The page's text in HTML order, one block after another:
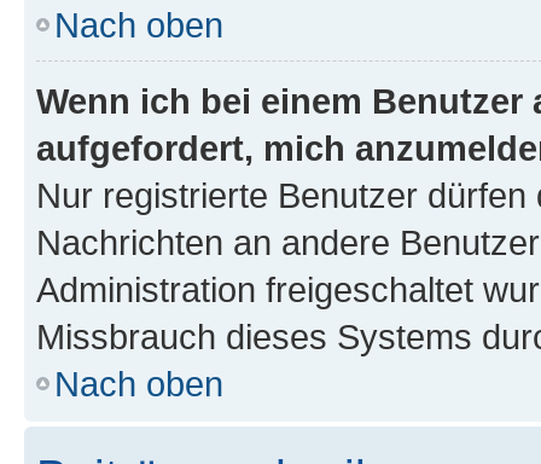
Nach oben
Wenn ich bei einem
aufgefordert, mich
Nur registrierte Benutzer
Nachrichten an andere
Administration freigeschaltet
Missbrauch dieses Systems
Nach oben